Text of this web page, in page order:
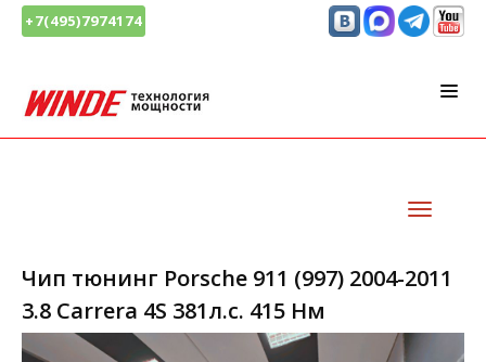
+7(495)7974174
Чип тюнинг Porsche 911 (997) 2004-2011
3.8 Carrera 4S 381л.с. 415 Нм